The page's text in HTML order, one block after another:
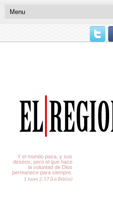
Y el mundo pasa, y sus
deseos; pero el que hace
la voluntad de Dios
permanece para siempre.
1 Juan 2:17 (La Biblia)